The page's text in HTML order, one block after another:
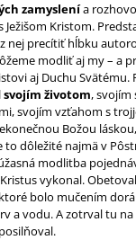
zamyslenía
Ježišom Kristom.
nej precítiť hĺbku
modliť aj my – a
aj Duchu Svätému.
svojím životom, svojím
svojím vzťahom s
Božou
to dôležité najmä v
modlitba
vykonal.
bolo mučením
a vodu. A zotrval tu